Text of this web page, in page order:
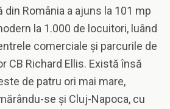
din România a ajuns la 101 mp
la 1.000 de locuitori, luând
comerciale şi parcurile de
CB Richard Ellis. Există însă
de patru ori mai mare,
se şi Cluj-Napoca, cu